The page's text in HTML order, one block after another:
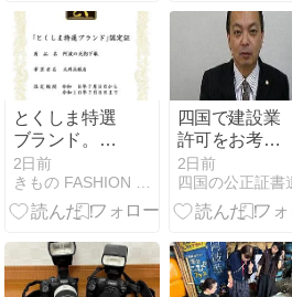
とくしま特選
ブランド。認
定いただきま
した。
2日前
四国で建設業
許可をお考え
でしたら！
2日前